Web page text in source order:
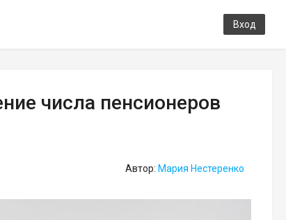
Вход
числа пенсионеров
Автор: Мария Нестеренко